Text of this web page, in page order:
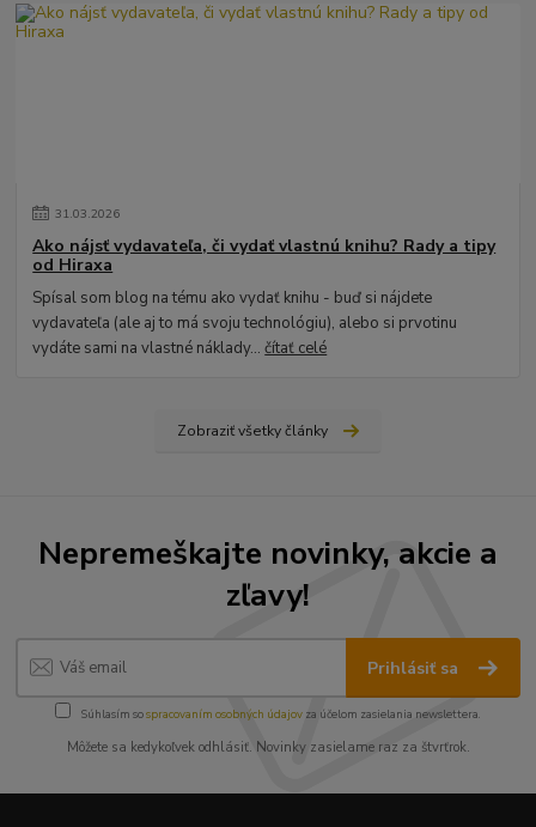
31.03.2026
Ako nájsť vydavateľa, či vydať vlastnú knihu? Rady a tipy
od Hiraxa
Spísal som blog na tému ako vydať knihu - buď si nájdete
vydavateľa (ale aj to má svoju technológiu), alebo si prvotinu
vydáte sami na vlastné náklady...čítať celé
Zobraziť všetky články
Nepremeškajte novinky, akcie a
zľavy!
Prihlásiť sa
Súhlasím sospracovaním osobných údajov za účelom zasielania newslettera.
Môžete sa kedykoľvek odhlásiť. Novinky zasielame raz za štvrťrok.